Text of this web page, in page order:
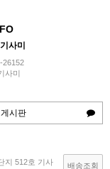
사미
26152
사미
시판
지 512호 기사
배송조회